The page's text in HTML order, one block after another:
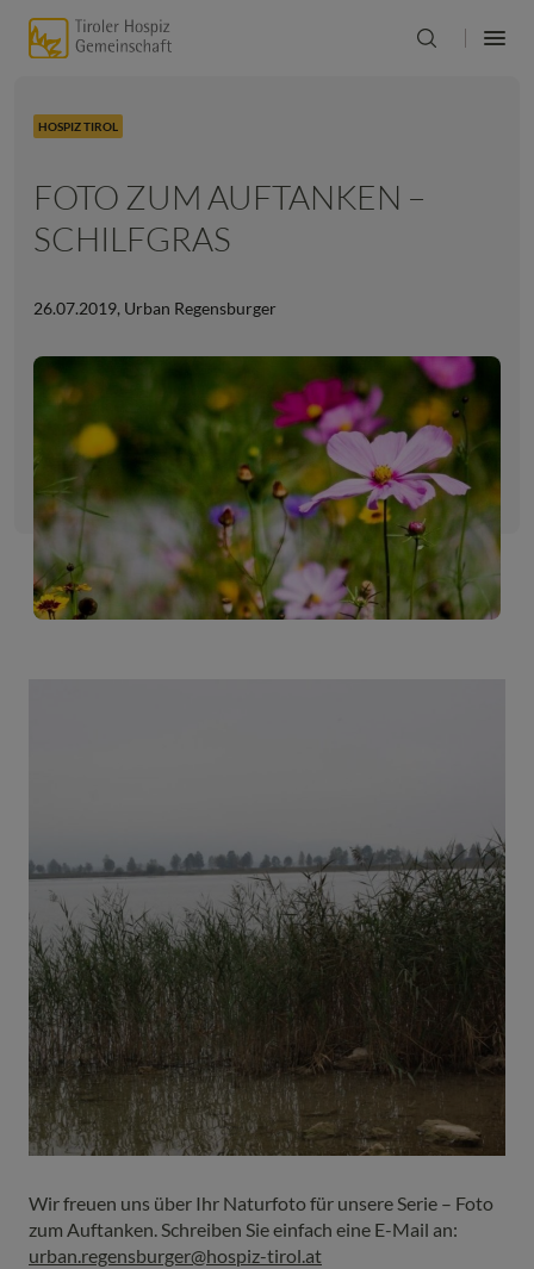
HOSPIZ TIROL
FOTO ZUM AUFTANKEN –
SCHILFGRAS
26.07.2019, Urban Regensburger
Wir freuen uns über Ihr Naturfoto für unsere Serie – Foto
zum Auftanken. Schreiben Sie einfach eine E-Mail an:
urban.regensburger@hospiz-tirol.at